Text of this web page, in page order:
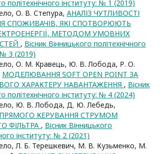
політехнічного інституту: № 1 (2019)
О. В. Степура, АНАЛІЗ ЧУТЛИВОСТІ
СПОЖИВАЧІВ, ЯКІ СПОТВОРЮЮТЬ
МЕТОДОМ УМОВНИХ
, Вісник Вінницького політехнічного
№ 3 (2019)
О. М. Кравець, Ю. В. Лобода, Р. О.
МОДЕЛЮВАННЯ SOFT OPEN POINT ЗА
ХАРАКТЕРУ НАВАНТАЖЕННЯ , Вісник
політехнічного інституту: № 4 (2024)
Ю. В. Лобода, Д. Ю. Лебедь,
КЕРУВАННЯ СТРУМОМ
ФІЛЬТРА , Вісник Вінницького
інституту: № 2 (2021)
Л. Б. Терешкевич, М. В. Кузьменко, М.